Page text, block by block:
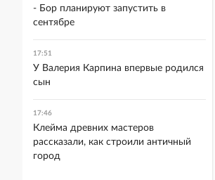
- Бор планируют запустить в
сентябре
17:51
У Валерия Карпина впервые родился
сын
17:46
Клейма древних мастеров
рассказали, как строили античный
город